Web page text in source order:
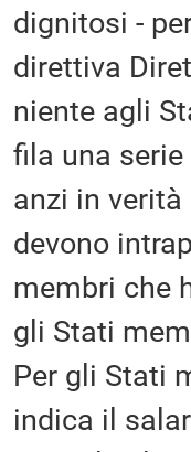
dignitosi -
direttiva
niente agli
fila una
anzi in
devono
membri che
gli Stati
Per gli Stati
indica il